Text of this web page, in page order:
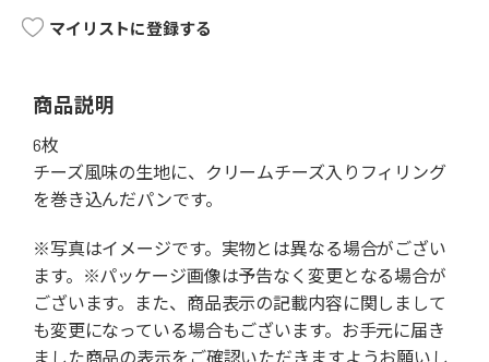
マイリストに登録する
商品説明
6枚
チーズ風味の生地に、クリームチーズ入りフィリング
を巻き込んだパンです。
※写真はイメージです。実物とは異なる場合がござい
ます。※パッケージ画像は予告なく変更となる場合が
ございます。また、商品表示の記載内容に関しまして
も変更になっている場合もございます。お手元に届き
ました商品の表示をご確認いただきますようお願いし